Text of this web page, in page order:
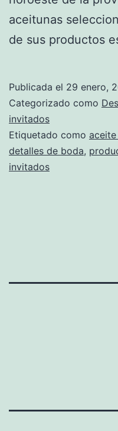
aceitunas
de sus productos
Publicada el 29 enero,
Categorizado como
invitados
Etiquetado como
detalles de boda,
invitados